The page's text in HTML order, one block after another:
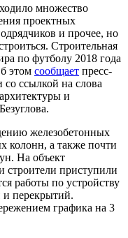
множество
проектных
и прочее, но
Строительная
по футболу 2018 года
этом сообщает пресс-
ссылкой на слова
и
железобетонных
колонн, а также почти
На объект
строители приступили
работы по устройству
перекрытий.
графика на 3